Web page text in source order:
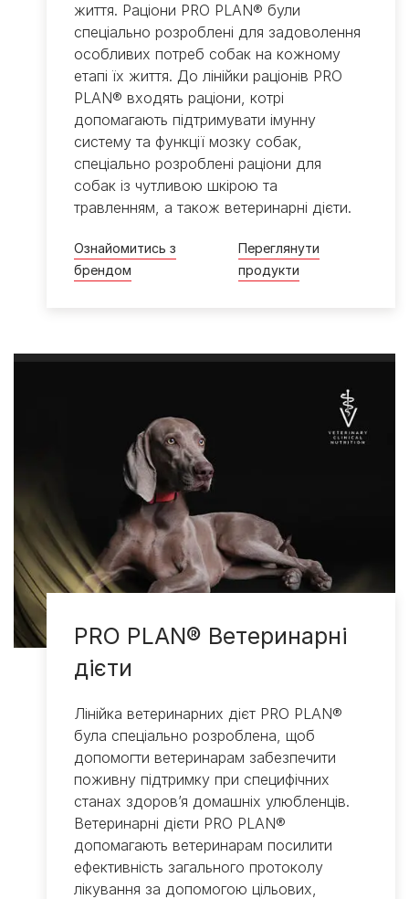
життя. Раціони PRO PLAN® були
спеціально розроблені для задоволення
особливих потреб собак на кожному
етапі їх життя. До лінійки раціонів PRO
PLAN® входять раціони, котрі
допомагають підтримувати імунну
систему та функції мозку собак,
спеціально розроблені раціони для
собак із чутливою шкірою та
травленням, а також ветеринарні дієти.
Ознайомитись з
брендом
Переглянути
продукти​
PRO PLAN® Ветеринарні
дієти
Лінійка ветеринарних дієт PRO PLAN®
була спеціально розроблена, щоб
допомогти ветеринарам забезпечити
поживну підтримку при специфічних
станах здоров’я домашніх улюбленців.
Ветеринарні дієти PRO PLAN®
допомагають ветеринарам посилити
ефективність загального протоколу
лікування за допомогою цільових,